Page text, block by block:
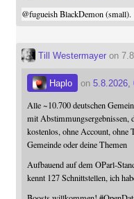
@fugueishBlackDemon (small).
Till Westermayeron
Haplo on 5.8.2026,
Alle ~10.700 deutschen
mit Abstimmungsergebnissen,
kostenlos, ohne Account,
Gemeinde oder deine Themen
Aufbauend auf dem OParl-
kennt 127 Schnittstellen, ich